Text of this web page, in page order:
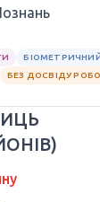
БЕЗ ДОСВІДУ